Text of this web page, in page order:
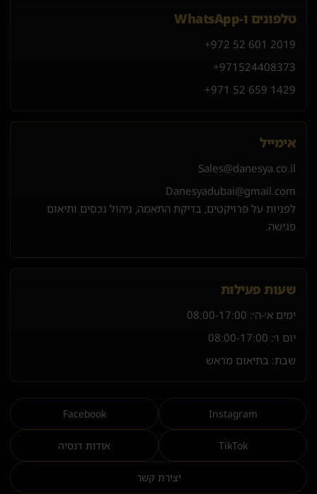
טלפונים ו-WhatsApp
+972 52 601 2019
+971 524408373
+971 52 659 1429
אימייל
Sales@danesya.co.il
Danesyadubai@gmail.com
לפניות על פרויקטים, בדיקת התאמה, ניהול נכסים ותיאום
פגישה.
שעות פעילות
ימים א׳-ה׳: 08:00-17:00
יום ו׳: 08:00-17:00
שבת: בתיאום מראש
Instagram
Facebook
TikTok אודות דנסיה
יצירת קשר